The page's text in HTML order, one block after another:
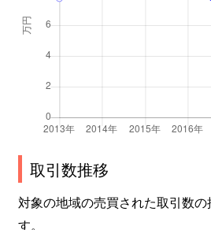
取引数推移
対象の地域の売買された取引数
す。